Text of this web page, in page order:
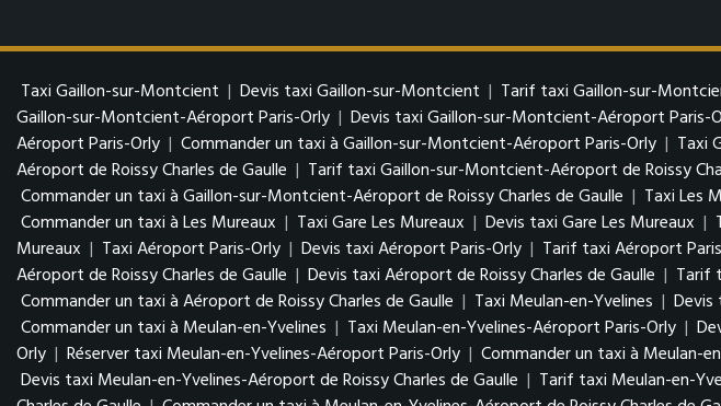
Taxi Gaillon-sur-Montcient | Devis taxi Gaillon-sur-Montcient | Tarif taxi Gaillon-sur-
Gaillon-sur-Montcient-Aéroport Paris-Orly | Devis taxi Gaillon-sur-Montcient-Aéroport Paris-
Aéroport Paris-Orly | Commander un taxi à Gaillon-sur-Montcient-Aéroport Paris-Orly | Taxi
Aéroport de Roissy Charles de Gaulle | Tarif taxi Gaillon-sur-Montcient-Aéroport de Roissy
Commander un taxi à Gaillon-sur-Montcient-Aéroport de Roissy Charles de Gaulle | Taxi Les
Commander un taxi à Les Mureaux | Taxi Gare Les Mureaux | Devis taxi Gare Les Mureaux |
Mureaux | Taxi Aéroport Paris-Orly | Devis taxi Aéroport Paris-Orly | Tarif taxi Aéroport
Aéroport de Roissy Charles de Gaulle | Devis taxi Aéroport de Roissy Charles de Gaulle | Tarif
Commander un taxi à Aéroport de Roissy Charles de Gaulle | Taxi Meulan-en-Yvelines | Devis
Commander un taxi à Meulan-en-Yvelines | Taxi Meulan-en-Yvelines-Aéroport Paris-Orly |
Orly | Réserver taxi Meulan-en-Yvelines-Aéroport Paris-Orly | Commander un taxi à Meulan-
Devis taxi Meulan-en-Yvelines-Aéroport de Roissy Charles de Gaulle | Tarif taxi Meulan-en-